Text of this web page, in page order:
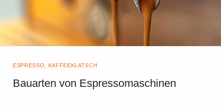
ESPRESSO KAFFEEKLATSCH
Bauarten von Espressomaschinen